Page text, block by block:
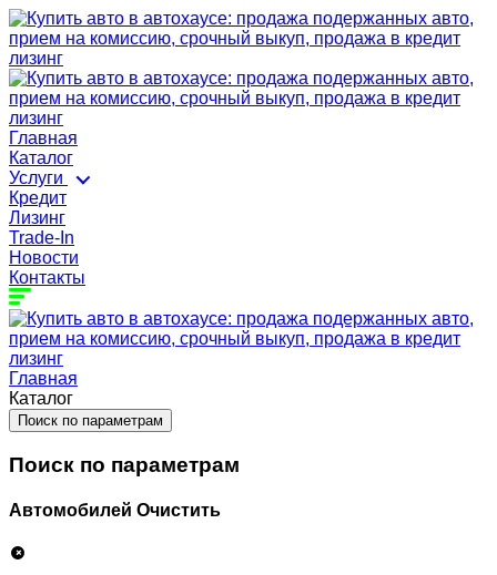
Главная
Каталог
Услуги
Кредит
Лизинг
Trade-In
Новости
Контакты
Главная
Каталог
Поиск по параметрам
Поиск по параметрам
Автомобилей Очистить